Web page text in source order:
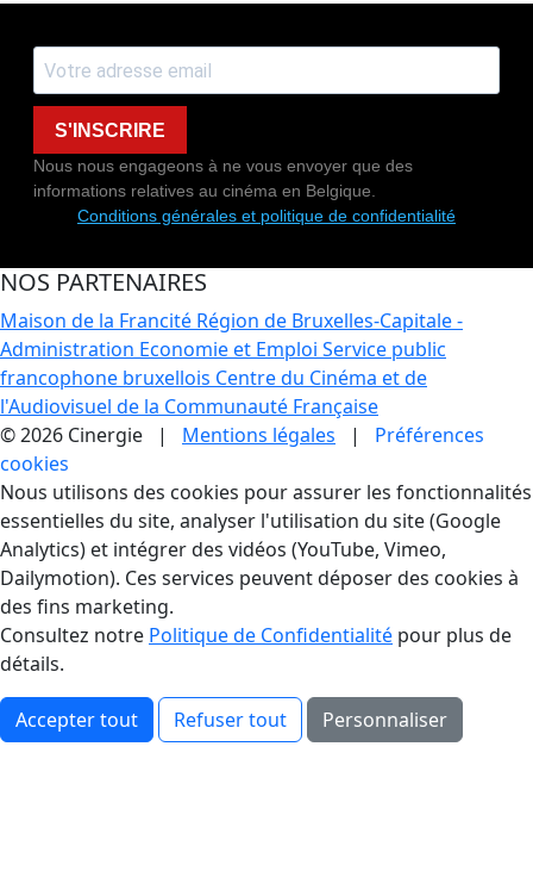
S'INSCRIRE
Nous nous engageons à ne vous envoyer que des
informations relatives au cinéma en Belgique.
Conditions générales et politique de confidentialité
NOS PARTENAIRES
Maison de la Francité Région de Bruxelles-Capitale -
Administration Economie et Emploi Service public
francophone bruxellois Centre du Cinéma et de
l'Audiovisuel de la Communauté Française
© 2026 Cinergie | Mentions légales | Préférences
cookies
Gestion des Cookies
Nous utilisons des cookies pour assurer les fonctionnalités
essentielles du site, analyser l'utilisation du site (Google
Analytics) et intégrer des vidéos (YouTube, Vimeo,
Dailymotion). Ces services peuvent déposer des cookies à
des fins marketing.
Consultez notre Politique de Confidentialité pour plus de
détails.
Accepter tout Refuser tout Personnaliser